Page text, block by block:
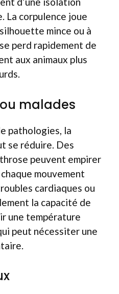
La corpulence joue
mince ou à
perd rapidement de
aux animaux plus
malades
pathologies, la
se réduire. Des
peuvent empirer
mouvement
cardiaques ou
la capacité de
une température
peut nécessiter une